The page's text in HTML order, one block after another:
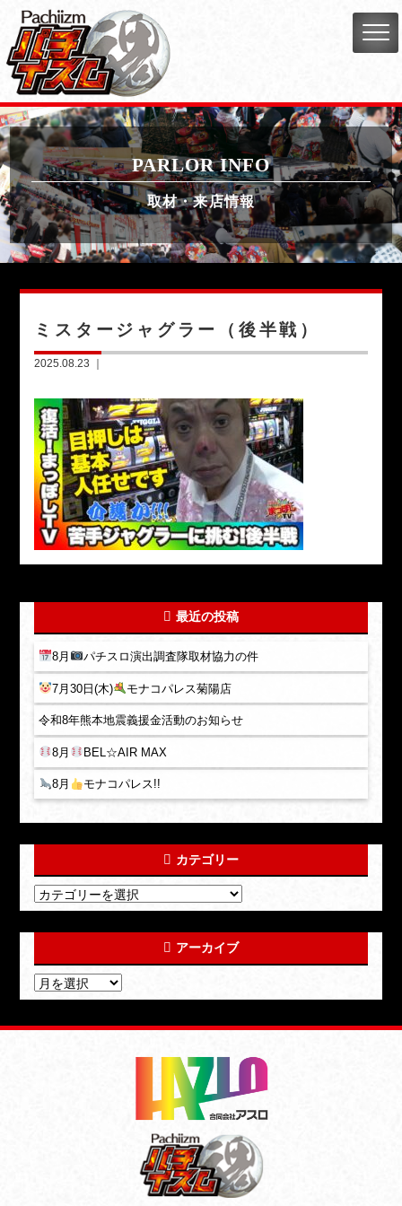
PARLOR INFO
取材・来店情報
ミスタージャグラー（後半戦）
2025.08.23 ｜
最近の投稿
8月 パチスロ演出調査隊取材協力の件
7月30日(木) モナコパレス菊陽店
令和8年熊本地震義援金活動のお知らせ
8月 BEL☆AIR MAX
8月 モナコパレス!!
カテゴリー
アーカイブ